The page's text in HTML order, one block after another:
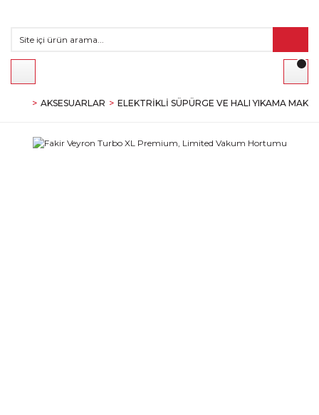
AKSESUARLAR ELEKTRIKLI SÜPÜRGE VE HALI YIKAMA